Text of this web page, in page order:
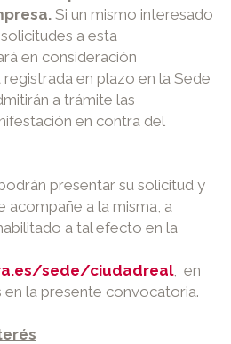
Si un mismo interesado
a esta
en consideración
en plazo en la Sede
a trámite las
en contra del
presentar su solicitud y
acompañe a la misma, a
a tal efecto en la
sede/ciudadreal, en
la presente convocatoria.